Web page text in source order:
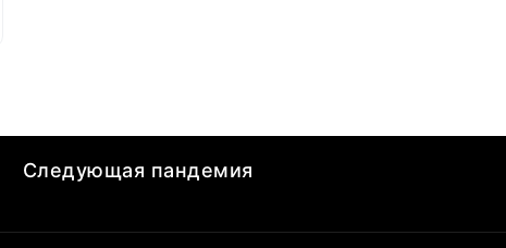
Следующая пандемия